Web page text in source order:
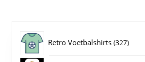
Retro Voetbalshirts 327327